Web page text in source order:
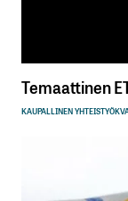
Temaattinen
KAUPALLINEN YHTEISTYÖ